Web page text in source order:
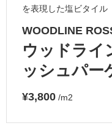
を表現した塩ビタイル
WOODLINE
ウッドライ
ッシュパー
¥3,800 /m2